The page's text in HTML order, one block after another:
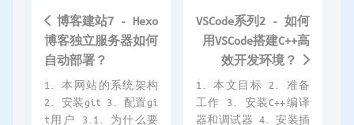
博客建站7 - Hexo
博客独立服务器如何
自动部署？
1. 本网站的系统架构
2. 安装git 3. 配置gi
t用户 3.1. 为什么要
VSCode系列2 - 如何
用VSCode搭建C++高
效开发环境？
1. 本文目标 2. 准备
工作 3. 安装C++编译
器和调试器 4. 安装插